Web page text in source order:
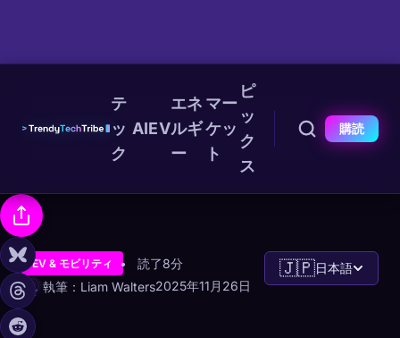
テ
ッ
ク
AIEV
エネ
ルギ
ー
マー
ケッ
ト
ピ
ッ
ク
ス
購読
EV & モビリティ
読了8分
執筆：Liam Walters2025年11月26日
🇯🇵日本語